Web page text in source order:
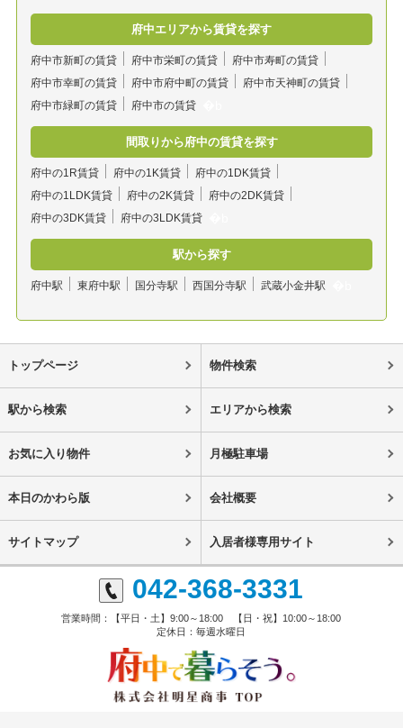
府中エリアから賃貸を探す
府中市新町の賃貸 府中市栄町の賃貸
府中市寿町の賃貸
府中市幸町の賃貸
府中市府中町の賃貸
府中市天神町の賃貸
府中市緑町の賃貸
府中市の賃貸
間取りから府中の賃貸を探す
府中の1R賃貸 府中の1K賃貸
府中の1DK賃貸
府中の1LDK賃貸
府中の2K賃貸
府中の2DK賃貸
府中の3DK賃貸
府中の3LDK賃貸
駅から探す
府中駅 東府中駅 国分寺駅 西国分寺駅 武蔵小金井駅
トップページ 物件検索
駅から検索 エリアから検索
お気に入り物件 月極駐車場
本日のかわら版 会社概要
サイトマップ 入居者様専用サイト
042-368-3331
営業時間：【平日・土】9:00～18:00 【日・祝】10:00～18:00
定休日：毎週水曜日